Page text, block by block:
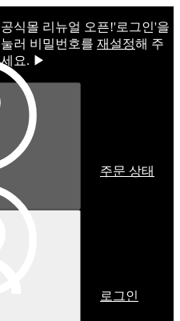
공식몰 리뉴얼 오픈!ㅤ'로그인'을
눌러 비밀번호를 재설정해 주
세요. ▶
주문 상태
로그인